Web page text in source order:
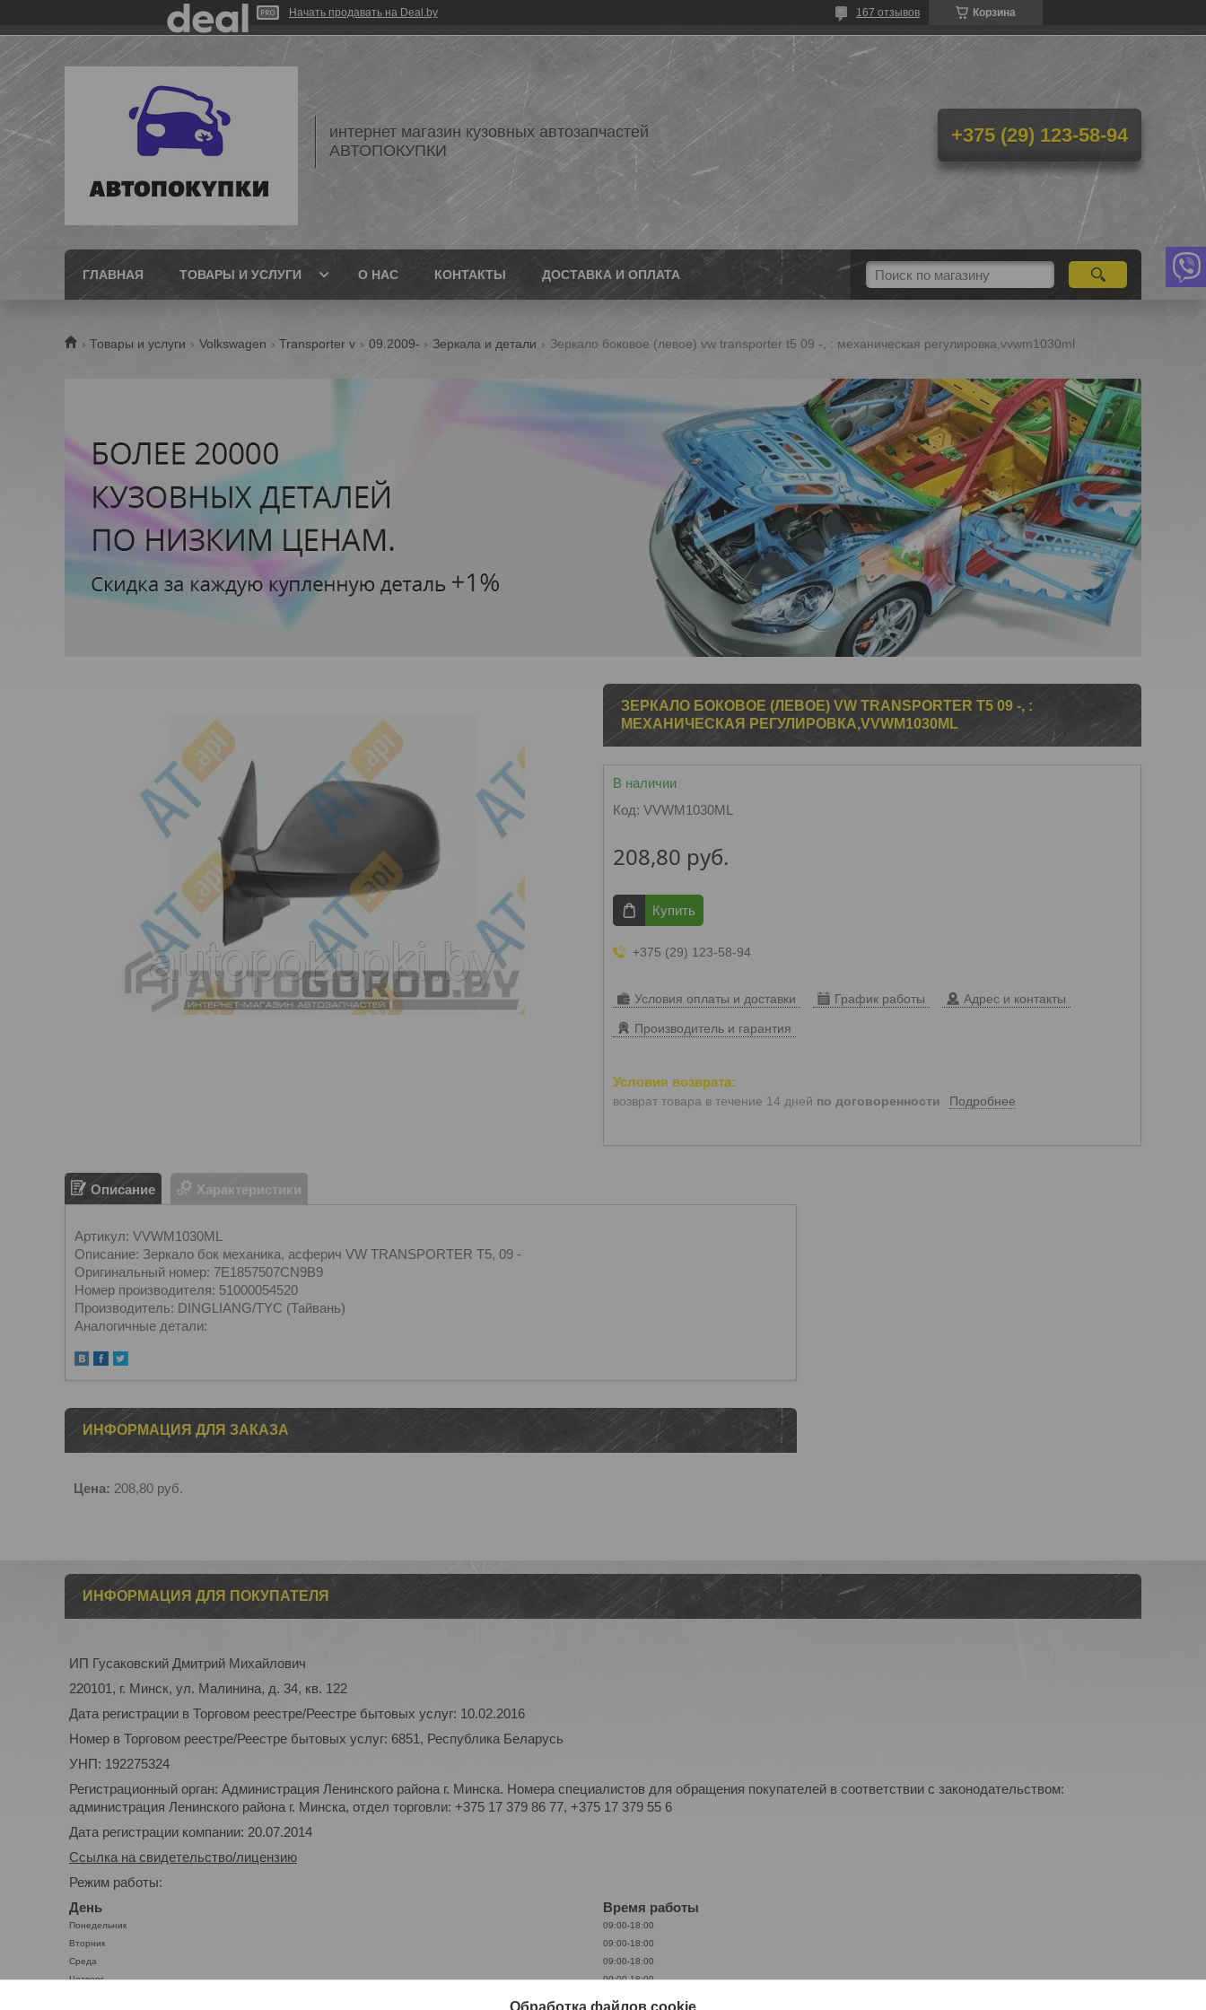
Начать продавать на Deal.by Корзина
167 отзывов
интернет магазин кузовных автозапчастей
АВТОПОКУПКИ
+375 (29) 123-58-94
ГЛАВНАЯ ТОВАРЫ И УСЛУГИ О НАС КОНТАКТЫ ДОСТАВКА И ОПЛАТА
Товары и услуги Volkswagen Transporter v 09.2009- Зеркала и детали Зеркало боковое (левое) vw transporter t5 09 -, : механическая регулировка,vvwm1030ml
ЗЕРКАЛО БОКОВОЕ (ЛЕВОЕ) VW TRANSPORTER T5 09 -, :
МЕХАНИЧЕСКАЯ РЕГУЛИРОВКА,VVWM1030ML
В наличии
Код: VVWM1030ML
208,80 руб.
Купить
+375 (29) 123-58-94
Условия оплаты и доставки График работы Адрес и контакты
Производитель и гарантия
возврат товара в течение 14 дней по договоренности Подробнее
Описание Характеристики
Артикул: VVWM1030ML
Описание: Зеркало бок механика, асферич VW TRANSPORTER T5, 09 -
Оригинальный номер: 7E1857507CN9B9
Номер производителя: 51000054520
Производитель: DINGLIANG/TYC (Тайвань)
Аналогичные детали:
ИНФОРМАЦИЯ ДЛЯ ЗАКАЗА
Цена: 208,80 руб.
ИНФОРМАЦИЯ ДЛЯ ПОКУПАТЕЛЯ
ИП Гусаковский Дмитрий Михайлович
220101, г. Минск, ул. Малинина, д. 34, кв. 122
Дата регистрации в Торговом реестре/Реестре бытовых услуг: 10.02.2016
Номер в Торговом реестре/Реестре бытовых услуг: 6851, Республика Беларусь
УНП: 192275324
Регистрационный орган: Администрация Ленинского района г. Минска. Номера специалистов для обращения покупателей в соответствии с законодательством:
администрация Ленинского района г. Минска, отдел торговли: +375 17 379 86 77, +375 17 379 55 6
Дата регистрации компании: 20.07.2014
Ссылка на свидетельство/лицензию
Режим работы:
День
Время работы
Понедельник
09:00-18:00
Вторник
09:00-18:00
Среда
09:00-18:00
Четверг
09:00-18:00
Обработка файлов cookie